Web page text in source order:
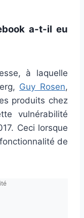
a-t-il eu
à laquelle
Guy Rosen,
produits chez
vulnérabilité
Ceci lorsque
de